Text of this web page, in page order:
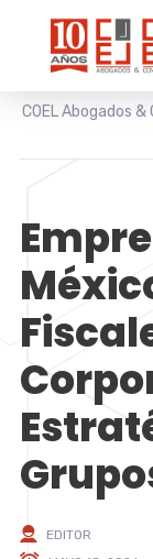
COEL Abogados &
EDITOR